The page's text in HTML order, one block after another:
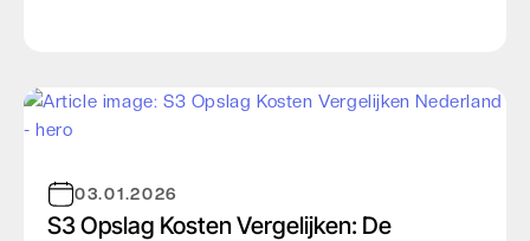
03.01.2026
S3 Opslag Kosten Vergelijken: De